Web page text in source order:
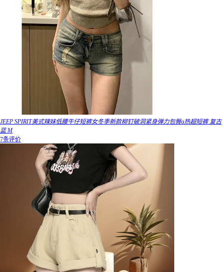
JEEP SPIRIT美式辣妹低腰牛仔短裤女冬季新款柳钉破洞紧身弹力包臀a热超短裤 复古
蓝 M
7条评价